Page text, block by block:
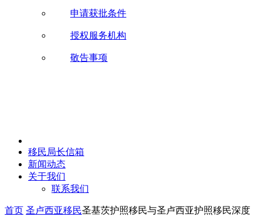
申请获批条件
授权服务机构
敬告事项
移民局长信箱
新闻动态
关于我们
联系我们
首页 圣卢西亚移民圣基茨护照移民与圣卢西亚护照移民深度